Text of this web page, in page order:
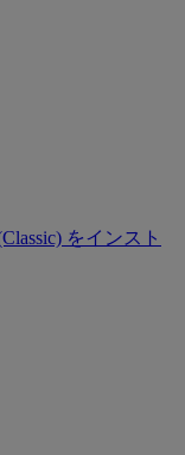
をインスト